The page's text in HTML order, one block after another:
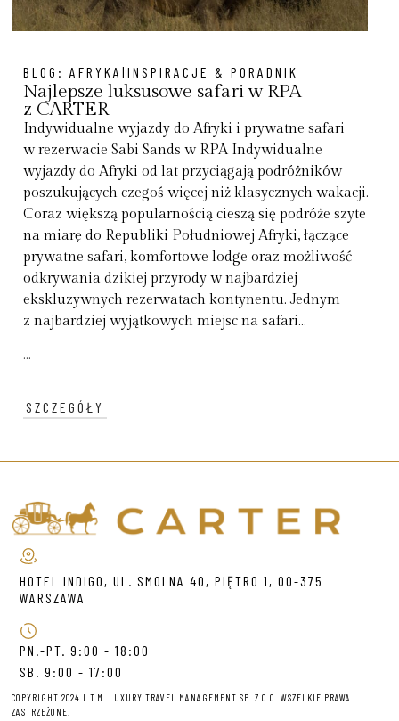
BLOG:AFRYKA|INSPIRACJE & PORADNIK
Najlepsze luksusowe safari w RPA
z CARTER
Indywidualne wyjazdy do Afryki i prywatne safari
w rezerwacie Sabi Sands w RPA Indywidualne
wyjazdy do Afryki od lat przyciągają podróżników
poszukujących czegoś więcej niż klasycznych wakacji.
Coraz większą popularnością cieszą się podróże szyte
na miarę do Republiki Południowej Afryki, łączące
prywatne safari, komfortowe lodge oraz możliwość
odkrywania dzikiej przyrody w najbardziej
ekskluzywnych rezerwatach kontynentu. Jednym
z najbardziej wyjątkowych miejsc na safari...
...
SZCZEGÓŁY
HOTEL INDIGO, UL. SMOLNA 40, PIĘTRO 1, 00-375
WARSZAWA
PN.-PT. 9:00 - 18:00
SB. 9:00 - 17:00
COPYRIGHT 2024 L.T.M. LUXURY TRAVEL MANAGEMENT SP. Z O.O. WSZELKIE PRAWA
ZASTRZEŻONE.